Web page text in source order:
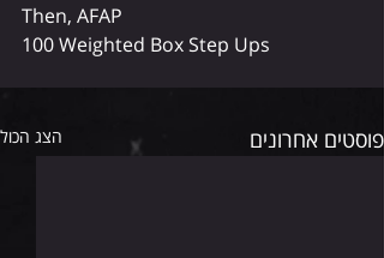
Then, AFAP
100 Weighted Box Step Ups
פוסטים אחרונים הצג הכול